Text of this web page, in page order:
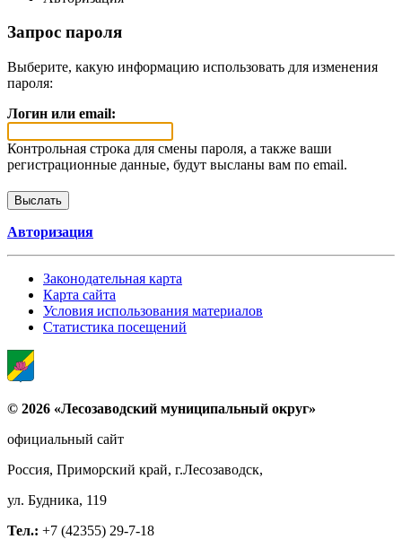
Запрос пароля
Выберите, какую информацию использовать для изменения
пароля:
Логин или email:
Контрольная строка для смены пароля, а также ваши
регистрационные данные, будут высланы вам по email.
Авторизация
Законодательная карта
Карта сайта
Условия использования материалов
Статистика посещений
© 2026 «Лесозаводский муниципальный округ»
официальный сайт
Россия, Приморский край, г.Лесозаводск,
ул. Будника, 119
Тел.: +7 (42355) 29-7-18